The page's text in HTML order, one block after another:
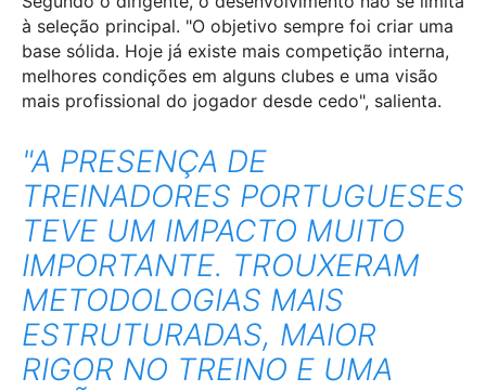
à seleção principal. "O objetivo sempre foi criar uma
base sólida. Hoje já existe mais competição interna,
melhores condições em alguns clubes e uma visão
mais profissional do jogador desde cedo", salienta.
"A PRESENÇA DE
TREINADORES PORTUGUESES
TEVE UM IMPACTO MUITO
IMPORTANTE. TROUXERAM
METODOLOGIAS MAIS
ESTRUTURADAS, MAIOR
RIGOR NO TREINO E UMA